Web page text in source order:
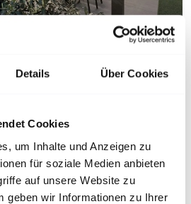
Details Über Cookies
Cookies
um Inhalte und Anzeigen zu
für soziale Medien anbieten
auf unsere Website zu
geben wir Informationen zu Ihrer
bieten flexiblen
schaffen eine